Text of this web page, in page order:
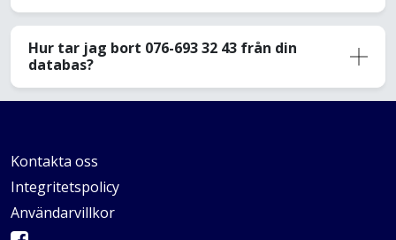
Hur tar jag bort 076-693 32 43 från din
databas?
Kontakta oss
Integritetspolicy
Användarvillkor